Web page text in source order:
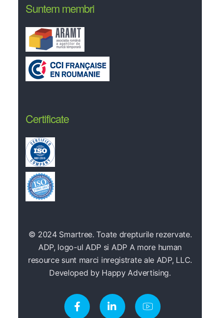
Suntem membri
Certificate
© 2024 Smartree. Toate drepturile rezervate.
ADP, logo-ul ADP si ADP A more human
resource sunt marci inregistrate ale ADP, LLC.
Developed by Happy Advertising.